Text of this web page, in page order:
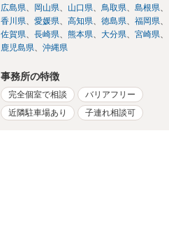
広島県
岡山県 山口県 鳥取県
島根県
香川県
愛媛県 高知県 徳島県
福岡県
佐賀県
長崎県 熊本県 大分県
宮崎県
鹿児島県
沖縄県
事務所の特徴
完全個室で相談
バリアフリー
近隣駐車場あり
子連れ相談可